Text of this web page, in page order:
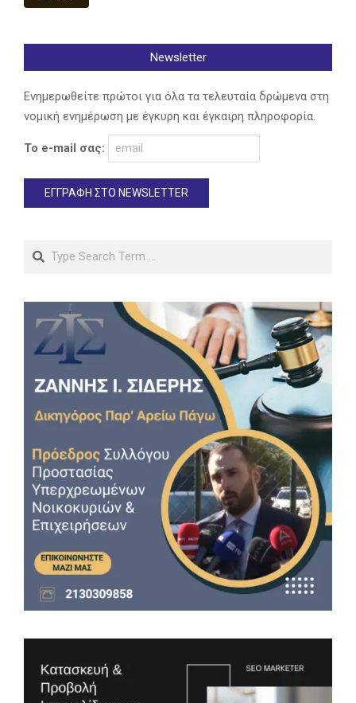
Newsletter
Ενημερωθείτε πρώτοι για όλα τα τελευταία δρώμενα στη
νομική ενημέρωση με έγκυρη και έγκαιρη πληροφορία.
Το e-mail σας:
Search